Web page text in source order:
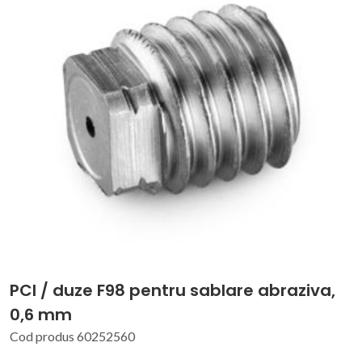
PCI / duze F98 pentru sablare abraziva,
0,6 mm
Cod produs 60252560